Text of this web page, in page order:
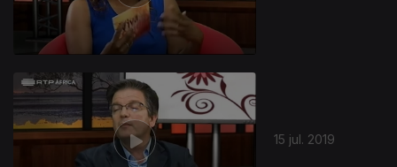
15 jul. 2019